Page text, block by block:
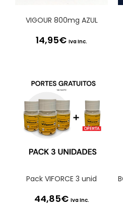
VIGOUR 800mg AZUL
14,95€ Iva Inc.
Pack VIFORCE 3 unid
44,85€ Iva Inc.